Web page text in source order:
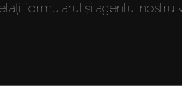
formularul și agentul nostru